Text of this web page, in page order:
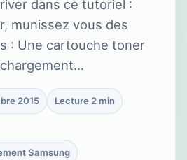
dans ce tutoriel :
munissez vous des
: Une cartouche toner
2015 Lecture 2 min
Samsung